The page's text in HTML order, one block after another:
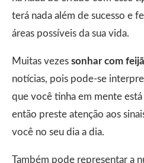
terá nada além de sucesso e
áreas possíveis da sua vida.
Muitas vezes sonhar com
notícias, pois pode-se
que você tinha em mente está
então preste atenção aos
você no seu dia a dia.
Também pode representar a